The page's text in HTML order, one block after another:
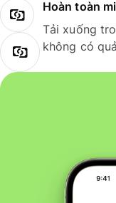
Hoàn toàn
Tải xuống
không có